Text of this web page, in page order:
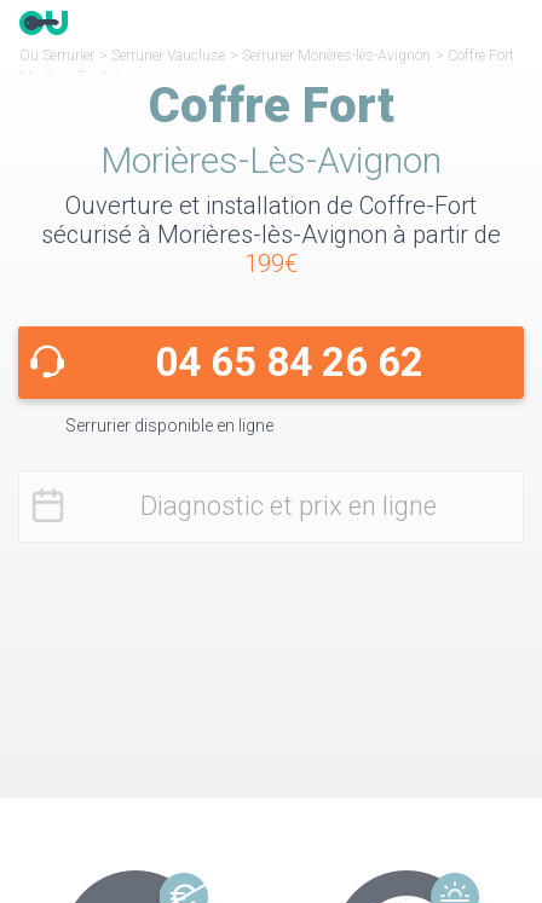
Ou Serrurier > Serrurier Vaucluse > Serrurier Morières-lès-Avignon > Coffre Fort
Morières-lès-Avignon
Coffre Fort
Morières-Lès-Avignon
Ouverture et installation de Coffre-Fort
sécurisé à Morières-lès-Avignon à partir de
199€
04 65 84 26 62
Serrurier disponible en ligne
Diagnostic et prix en ligne